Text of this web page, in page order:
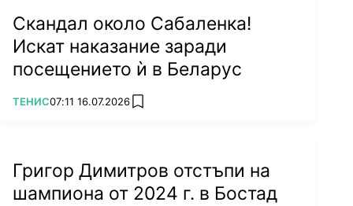
Скандал около Сабаленка!
Искат наказание заради
посещението ѝ в Беларус
ПОВЕЧЕ ОТ
ТЕНИС07:11 16.07.2026 add favorites
Григор Димитров отстъпи на
шампиона от 2024 г. в Бостад